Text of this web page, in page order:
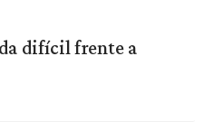
difícil frente a